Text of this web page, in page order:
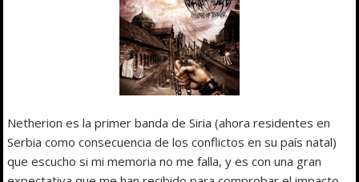
Netherion es la primer banda de Siria (ahora residentes en
Serbia como consecuencia de los conflictos en su país natal)
que escucho si mi memoria no me falla, y es con una gran